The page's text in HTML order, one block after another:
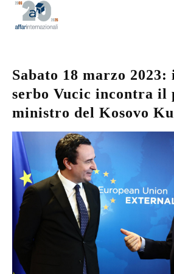
Sabato 18 marzo
serbo Vucic incontra il
ministro del Kosovo